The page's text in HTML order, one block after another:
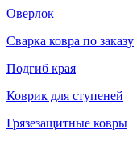
Оверлок
Сварка ковра по заказу
Подгиб края
Коврик для ступеней
Грязезащитные ковры